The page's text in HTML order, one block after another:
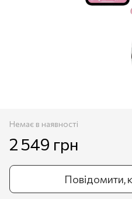
Немає в наявності
2 549 грн
Повідомити,